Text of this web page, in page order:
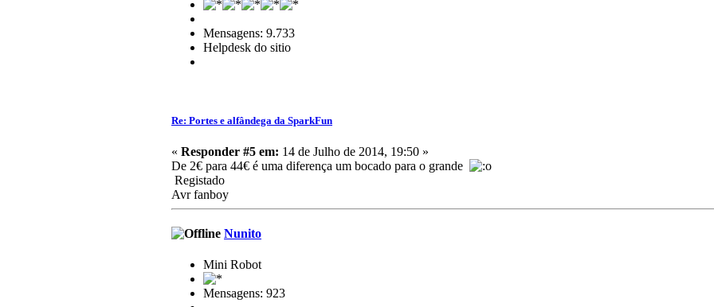
Mensagens: 9.733
Helpdesk do sitio
Re: Portes e alfândega da SparkFun
« Responder #5 em: 14 de Julho de 2014, 19:50 »
De 2€ para 44€ é uma diferença um bocado para o grande
Registado
Avr fanboy
Nunito
Mini Robot
Mensagens: 923